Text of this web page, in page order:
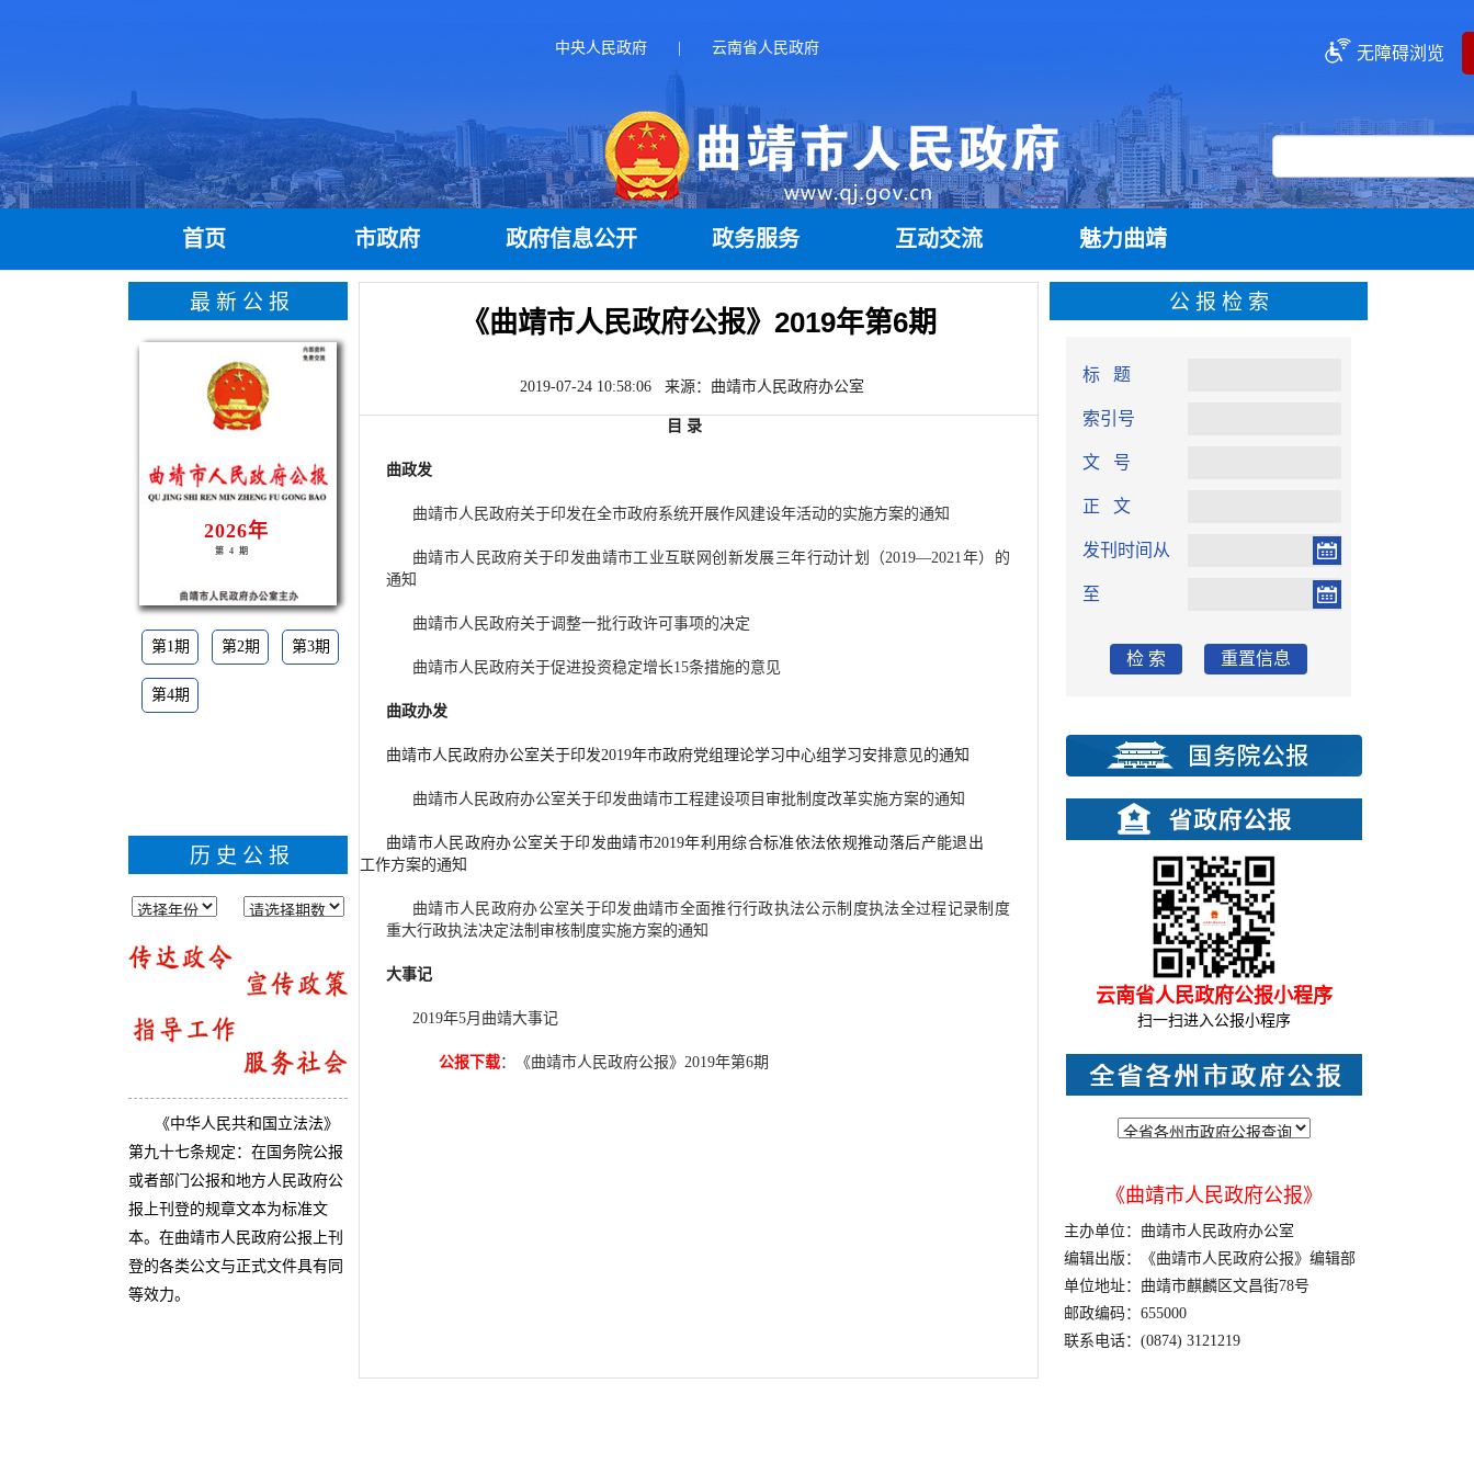
中央人民政府 云南省人民政府 无障碍浏览
首页 市政府 政府信息公开 政务服务 互动交流 魅力曲靖
最新公报
2026年
第4期
第1期 第2期 第3期
第4期
历史公报
《中华人民共和国立法法》
第九十七条规定：在国务院公报
或者部门公报和地方人民政府公
报上刊登的规章文本为标准文
本。在曲靖市人民政府公报上刊
登的各类公文与正式文件具有同
等效力。
《曲靖市人民政府公报》2019年第6期
2019-07-24 10:58:06 来源：曲靖市人民政府办公室
目 录
曲政发
曲靖市人民政府关于印发在全市政府系统开展作风建设年活动的实施方案的通知
曲靖市人民政府关于印发曲靖市工业互联网创新发展三年行动计划（2019—2021年）的
通知
曲靖市人民政府关于调整一批行政许可事项的决定
曲靖市人民政府关于促进投资稳定增长15条措施的意见
曲政办发
曲靖市人民政府办公室关于印发2019年市政府党组理论学习中心组学习安排意见的通知
曲靖市人民政府办公室关于印发曲靖市工程建设项目审批制度改革实施方案的通知
曲靖市人民政府办公室关于印发曲靖市2019年利用综合标准依法依规推动落后产能退出
工作方案的通知
曲靖市人民政府办公室关于印发曲靖市全面推行行政执法公示制度执法全过程记录制度
重大行政执法决定法制审核制度实施方案的通知
大事记
2019年5月曲靖大事记
公报下载：《曲靖市人民政府公报》2019年第6期
公报检索
标 题
索引号
文 号
正 文
发刊时间从
至
检 索 重置信息
云南省人民政府公报小程序
扫一扫进入公报小程序
《曲靖市人民政府公报》
主办单位：曲靖市人民政府办公室
编辑出版：《曲靖市人民政府公报》编辑部
单位地址：曲靖市麒麟区文昌街78号
邮政编码：655000
联系电话：(0874) 3121219